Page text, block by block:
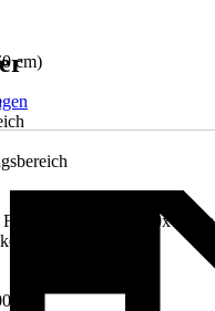
cm)
Fußabstreiferkasten 60x40 cm